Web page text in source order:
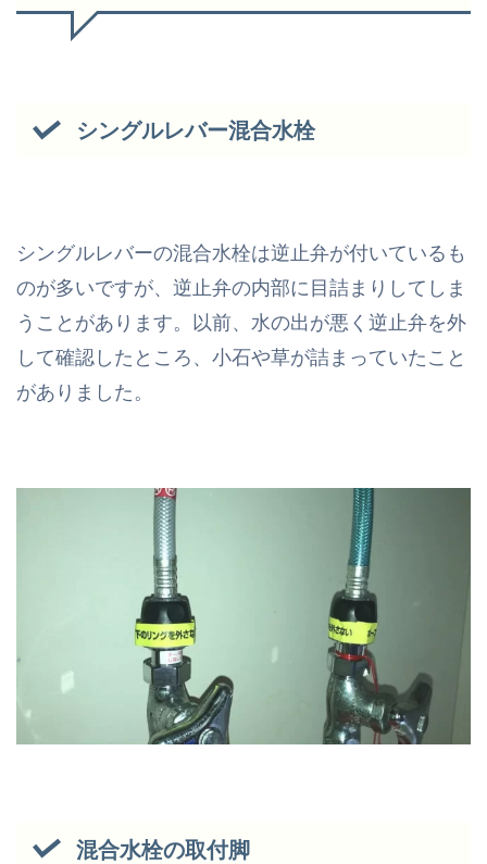
シングルレバー混合水栓
シングルレバーの混合水栓は逆止弁が付いているも
のが多いですが、逆止弁の内部に目詰まりしてしま
うことがあります。以前、水の出が悪く逆止弁を外
して確認したところ、小石や草が詰まっていたこと
がありました。
混合水栓の取付脚